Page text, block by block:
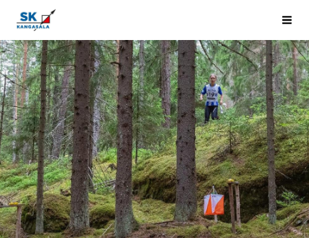
Siirry
sivun
sisältöön
Kangasala SK